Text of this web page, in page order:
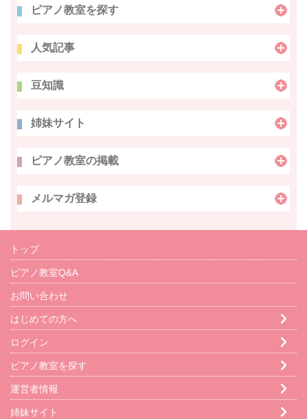
ピアノ教室を探す
人気記事
豆知識
姉妹サイト
ピアノ教室の掲載
メルマガ登録
トップ
ピアノ教室Q&A
お問い合わせ
はじめての方へ
ログイン
ピアノ教室を探す
運営者情報
姉妹サイト